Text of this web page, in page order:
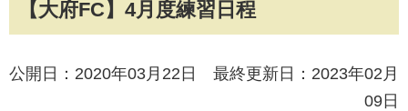
【大府FC】4月度練習日程
公開日：2020年03月22日 最終更新日：2023年02月
09日